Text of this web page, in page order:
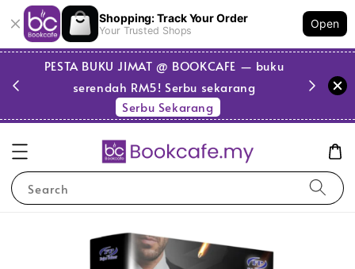
Shopping: Track Your Order
Your Trusted Shops
Open
PESTA BUKU JIMAT @ BOOKCAFE — buku
serendah RM5! Serbu sekarang
Serbu Sekarang
Search